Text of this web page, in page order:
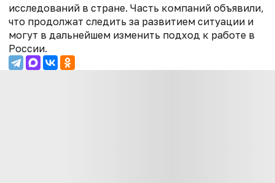
исследований в стране. Часть компаний объявили,
что продолжат следить за развитием ситуации и
могут в дальнейшем изменить подход к работе в
России.